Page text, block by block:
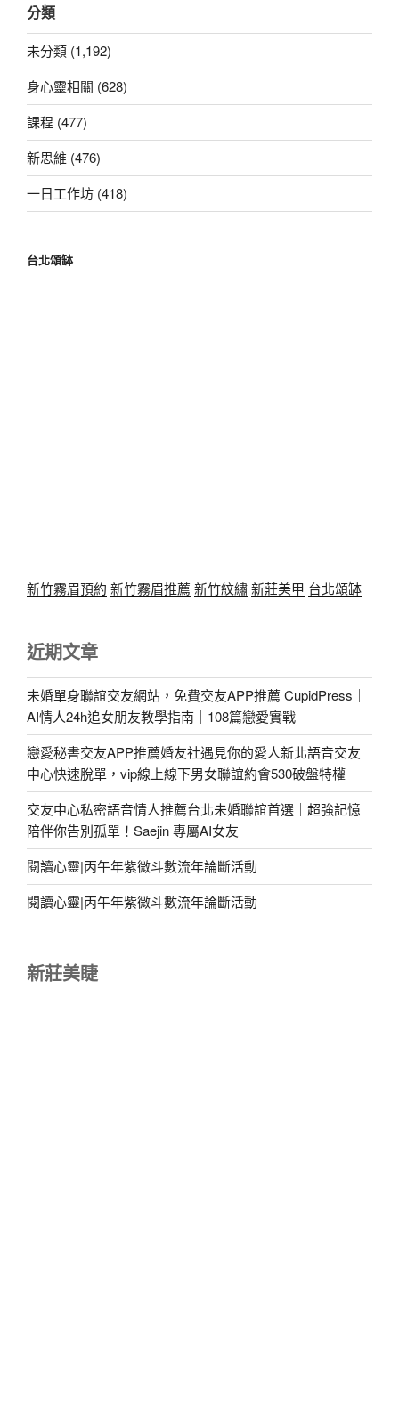
鍵
字:
分類
未分類 (1,192)
身心靈相關 (628)
課程 (477)
新思維 (476)
一日工作坊 (418)
台北頌缽
新竹霧眉預約 新竹霧眉推薦 新竹紋繡新莊美甲 台北頌缽
近期文章
未婚單身聯誼交友網站，免費交友APP推薦 CupidPress｜
AI情人24h追女朋友教學指南｜108篇戀愛實戰
戀愛秘書交友APP推薦婚友社遇見你的愛人新北語音交友
中心快速脫單，vip線上線下男女聯誼約會530破盤特權
交友中心私密語音情人推薦台北未婚聯誼首選｜超強記憶
陪伴你告別孤單！Saejin 專屬AI女友
閱讀心靈|丙午年紫微斗數流年論斷活動
閱讀心靈|丙午年紫微斗數流年論斷活動
新莊美睫